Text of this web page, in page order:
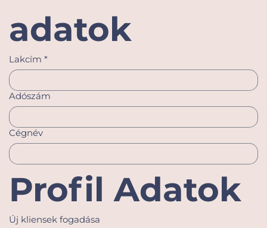
adatok
Lakcím *
Adószám
Cégnév
Profil Adatok
Új kliensek fogadása